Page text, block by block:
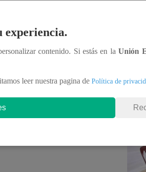
Martín de Porres,
Díaz, Joseph
Enrique Milla
sugirió a la
por encontrar
simple, luego
experiencia.
contenido. Si estás en laUnión
leer nuestra pagina de Política de